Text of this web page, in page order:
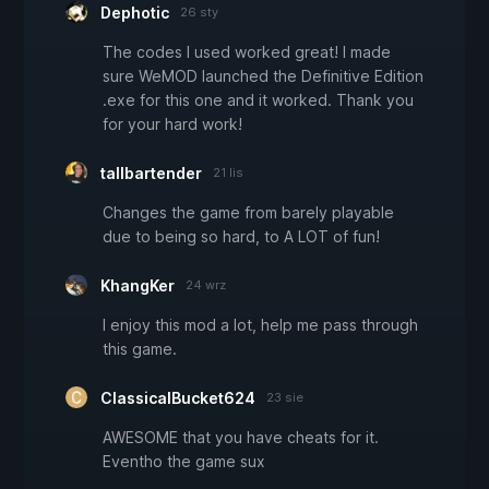
Dephotic 26 sty
The codes I used worked great! I made
sure WeMOD launched the Definitive Edition
.exe for this one and it worked. Thank you
for your hard work!
tallbartender 21 lis
Changes the game from barely playable
due to being so hard, to A LOT of fun!
KhangKer 24 wrz
I enjoy this mod a lot, help me pass through
this game.
ClassicalBucket624 23 sie
AWESOME that you have cheats for it.
Eventho the game sux